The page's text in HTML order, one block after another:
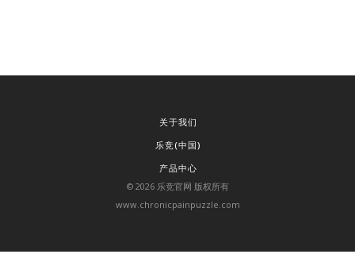
关于我们
乐竞(中国)
产品中心
© 2026乐竞官网 版权所有
www.chronicpainpuzzle.com